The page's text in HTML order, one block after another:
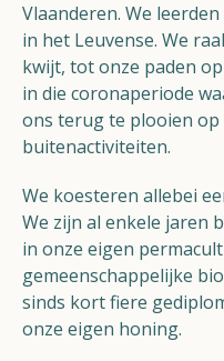
Vlaanderen. We
in het Leuvense. We
kwijt, tot onze paden
in die coronaperiode
ons terug te plooien op
buitenactiviteiten.
We koesteren allebei
We zijn al enkele jaren
in onze eigen
gemeenschappelijke
sinds kort fiere
onze eigen honing.